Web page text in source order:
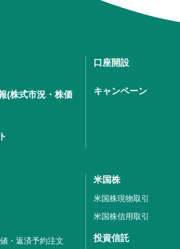
(株式市況・株価
口座開設
キャンペーン
・返済予約注文
米国株
米国株現物取引
米国株信用取引
投資信託